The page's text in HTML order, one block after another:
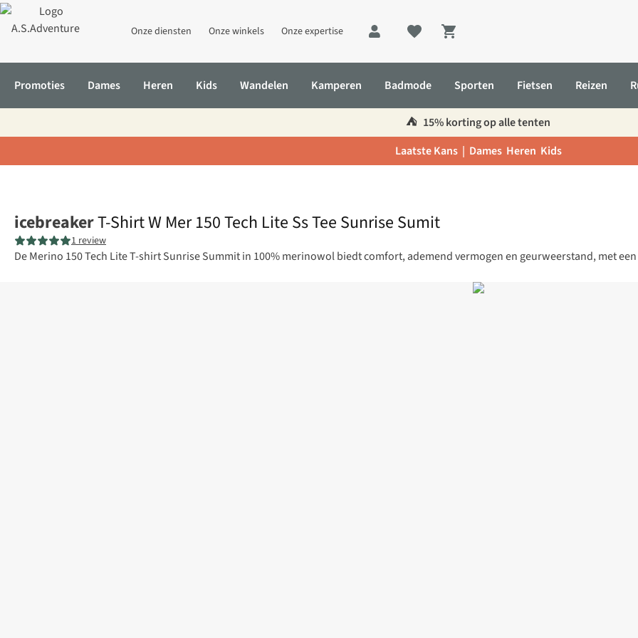
Onze diensten Onze winkels Onze expertise
Shopping cart
Promoties Dames Heren Kids Wandelen Kamperen Badmode Sporten Fietsen Reizen
⛺️ 15% korting op alle tenten
Laatste Kans | Dames Heren Kids
icebreakerT-Shirt W Mer 150 Tech Lite Ss Tee Sunrise Sumit
1 review
De Merino 150 Tech Lite T-shirt Sunrise Summit in 100% merinowol biedt comfort, ademend vermogen en geurweerstand, met